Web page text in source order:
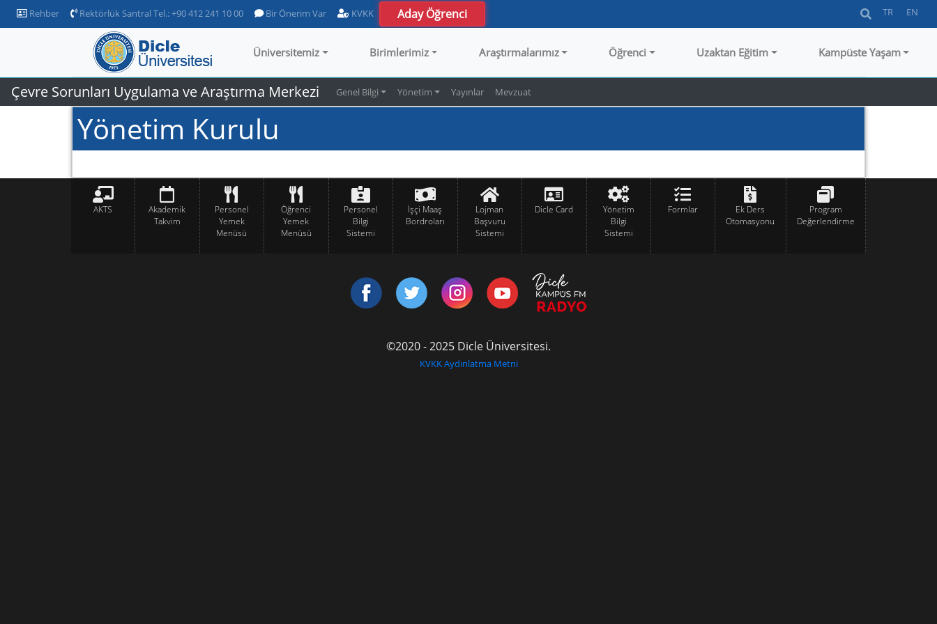
Rehber Rektörlük Santral Tel.: +90 412 241 10 00 Bir Önerim Var KVKK Aday Öğrenci TR EN
Üniversitemiz Birimlerimiz Araştırmalarımız Öğrenci Uzaktan Eğitim Kampüste Yaşam
Çevre Sorunları Uygulama ve Araştırma Merkezi Genel Bilgi Yönetim Yayınlar Mevzuat
Yönetim Kurulu
AKTS
Akademik
Takvim
Personel
Yemek
Menüsü
Öğrenci
Yemek
Menüsü
Personel
Bilgi
Sistemi
İşçi Maaş
Bordroları
Lojman
Başvuru
Sistemi
Dicle Card
Yönetim
Bilgi
Sistemi
Formlar
Ek Ders
Otomasyonu
Program
Değerlendirme
©2020 - 2025 Dicle Üniversitesi.
KVKK Aydınlatma Metni